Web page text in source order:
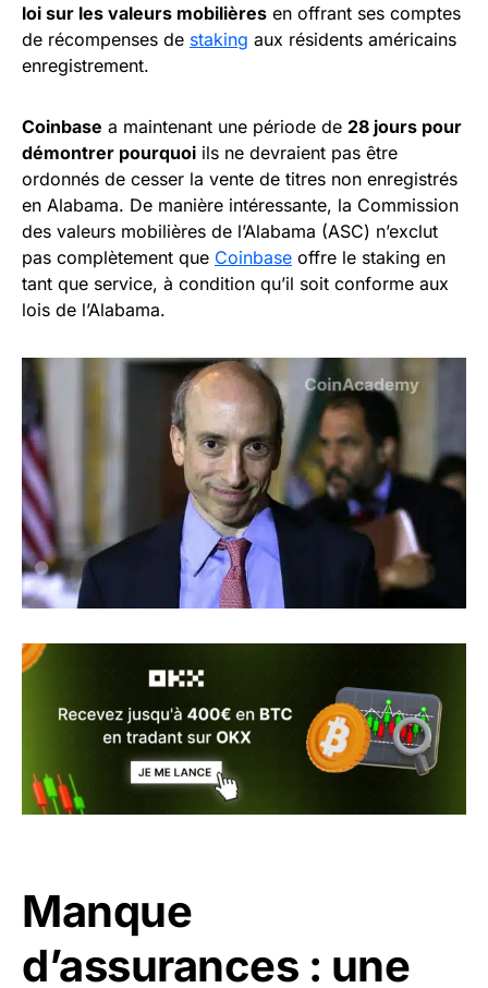
loi sur les valeurs mobilières en offrant ses comptes
de récompenses de staking aux résidents américains
enregistrement.
Coinbase a maintenant une période de 28 jours pour
démontrer pourquoi ils ne devraient pas être
ordonnés de cesser la vente de titres non enregistrés
en Alabama. De manière intéressante, la Commission
des valeurs mobilières de l’Alabama (ASC) n’exclut
pas complètement que Coinbase offre le staking en
tant que service, à condition qu’il soit conforme aux
lois de l’Alabama.
Manque
d’assurances : une